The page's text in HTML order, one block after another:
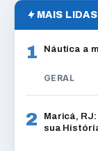
MAIS LIDAS
1 Náutica a
GERAL
2
Maricá,
sua